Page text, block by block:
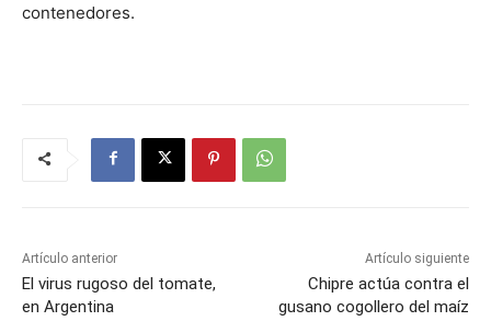
contenedores.
Artículo anterior
El virus rugoso del tomate,
en Argentina
Artículo siguiente
Chipre actúa contra el
gusano cogollero del maíz